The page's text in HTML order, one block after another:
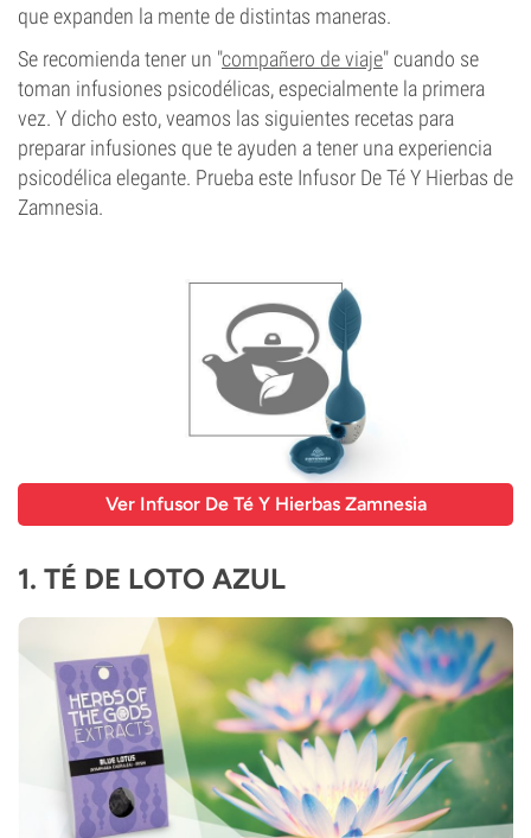
que expanden la mente de distintas maneras.
Se recomienda tener un "compañero de viaje" cuando se
toman infusiones psicodélicas, especialmente la primera
vez. Y dicho esto, veamos las siguientes recetas para
preparar infusiones que te ayuden a tener una experiencia
psicodélica elegante. Prueba este Infusor De Té Y Hierbas de
Zamnesia.
Ver Infusor De Té Y Hierbas Zamnesia
1. TÉ DE LOTO AZUL